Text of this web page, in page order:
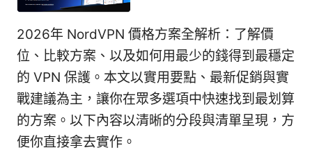
2026年 NordVPN 價格方案全解析：了解價
位、比較方案、以及如何用最少的錢得到最穩定
的 VPN 保護。本文以實用要點、最新促銷與實
戰建議為主，讓你在眾多選項中快速找到最划算
的方案。以下內容以清晰的分段與清單呈現，方
便你直接拿去實作。